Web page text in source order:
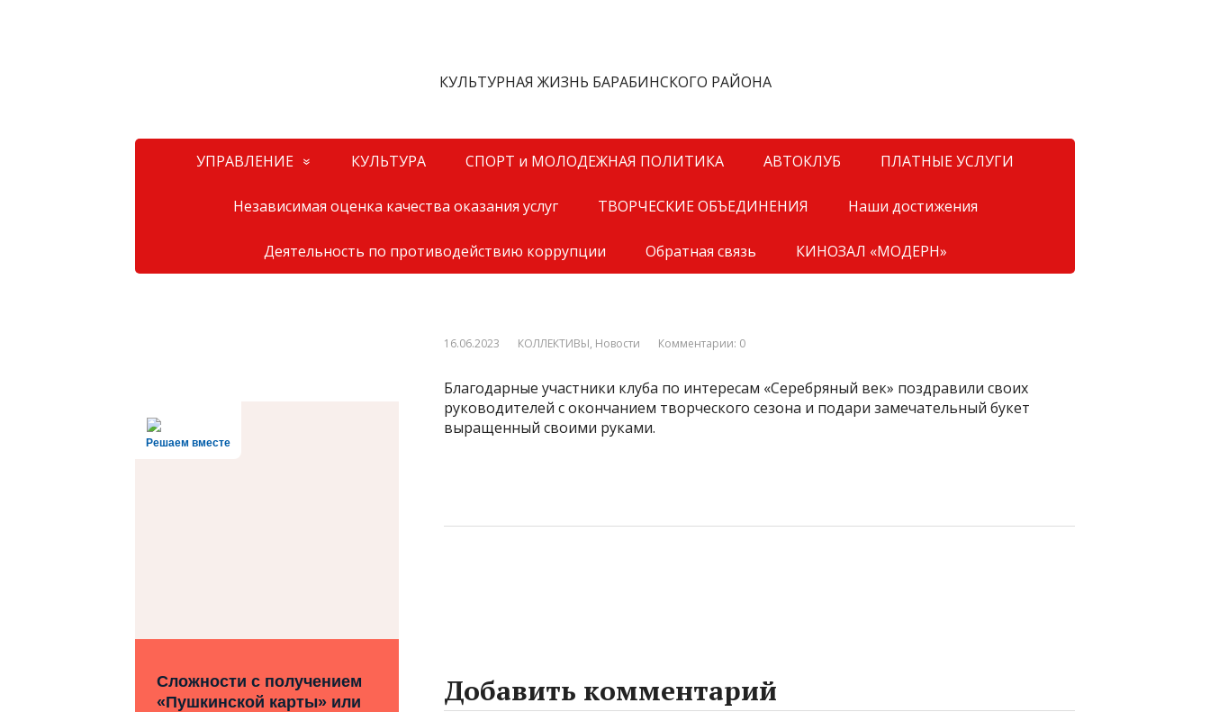
КУЛЬТУРНАЯ ЖИЗНЬ БАРАБИНСКОГО РАЙОНА
УПРАВЛЕНИЕ КУЛЬТУРА СПОРТ и МОЛОДЕЖНАЯ ПОЛИТИКА АВТОКЛУБ ПЛАТНЫЕ УСЛУГИ
Независимая оценка качества оказания услуг ТВОРЧЕСКИЕ ОБЪЕДИНЕНИЯ Наши достижения
Деятельность по противодействию коррупции Обратная связь КИНОЗАЛ «МОДЕРН»
16.06.2023 КОЛЛЕКТИВЫ, Новости Комментарии: 0
Благодарные участники клуба по интересам «Серебряный век» поздравили своих
руководителей с окончанием творческого сезона и подари замечательный букет
выращенный своими руками.
Добавить комментарий
Решаем вместе
Сложности с получением
«Пушкинской карты» или